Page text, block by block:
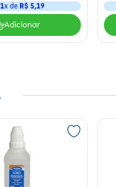
1x de R$ 5,19
Adicionar